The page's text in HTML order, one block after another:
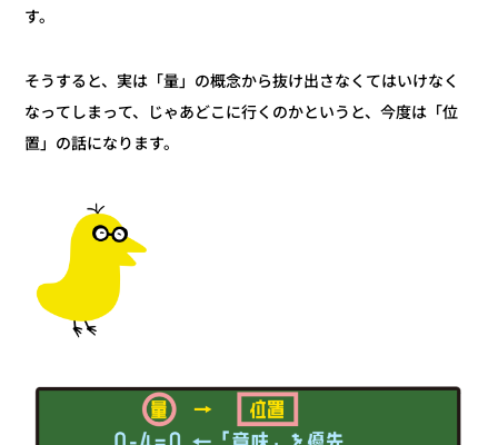
す。
そうすると、実は「量」の概念から抜け出さなくてはいけなく
なってしまって、じゃあどこに行くのかというと、今度は「位
置」の話になります。